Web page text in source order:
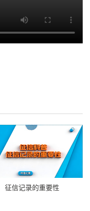
征信记录的重要性